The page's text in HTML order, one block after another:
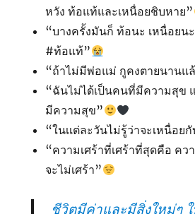
หวัง ท้อแท้และเหนื่อยชิบหาย”
“บางครั้งมันก็ ท้อนะ เหนื่อยน
#ท้อแท้”
“ถ้าไม่มีพ่อแม่ กูคงตายนานแ
“ฉันไม่ได้เป็นคนที่มีความสุข
มีความสุข”
“ในเเต่ละวันไม่รู้ว่าจะเหนื่อย
“ความเศร้าที่เศร้าที่สุดคือ คว
จะไม่เศร้า”
ชีวิตมีค่าและมีสิ่งใหม่ๆ ใ